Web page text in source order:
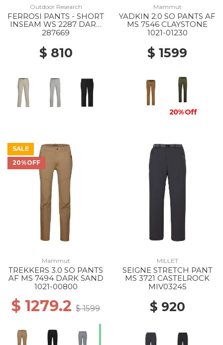
Outdoor Research
FERROSI PANTS - SHORT
INSEAM WS 2287 DARK
SAND
287669
$ 810
Mammut
YADKIN 2.0 SO PANTS AF
MS 7546 CLAYSTONE
1021-01230
$ 1599
20% Off
SALE
20%OFF
Mammut
TREKKERS 3.0 SO PANTS
AF MS 7494 DARK SAND
1021-00800
$ 1279.2 $ 1599
MILLET
SEIGNE STRETCH PANT
MS 3721 CASTELROCK
MIV03245
$ 920